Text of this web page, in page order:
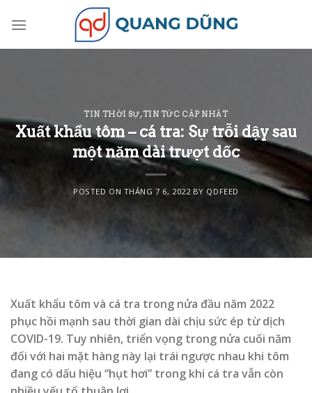
TIN THỜI SỰ,TIN TỨC CẬP NHẬT
Xuất khẩu tôm – cá tra: Sự trỗi dậy sau
một năm dài trượt dốc
POSTED ON THÁNG 7 6, 2022BY QDFEED
Xuất khẩu tôm và cá tra trong nửa đầu năm 2022
phục hồi mạnh sau thời gian dài chịu sức ép từ dịch
COVID-19. Tuy nhiên, triển vọng trong nửa cuối năm
đối với hai mặt hàng này lại trái ngược nhau khi tôm
đang có dấu hiệu “hụt hơi” trong khi cá tra vẫn còn